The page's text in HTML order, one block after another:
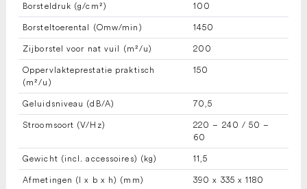
Borsteldruk (g/cm²) 100
Borsteltoerental (Omw/min) 1450
Zijborstel voor nat vuil (m²/u) 200
Oppervlakteprestatie praktisch
(m²/u)
150
Geluidsniveau (dB/A) 70,5
Stroomsoort (V/Hz)
220 – 240 / 50 –
60
Gewicht (incl. accessoires) (kg) 11,5
Afmetingen (l x b x h) (mm) 390 x 335 x 1180